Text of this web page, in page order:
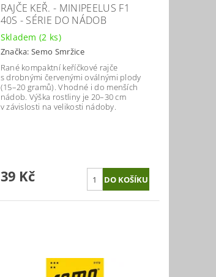
RAJČE KEŘ. - MINIPEELUS F1
40S - SÉRIE DO NÁDOB
Skladem(2 ks)
Značka:Semo Smržice
Rané kompaktní keříčkové rajče
s drobnými červenými oválnými plody
(15–20 gramů). Vhodné i do menších
nádob. Výška rostliny je 20–30 cm
v závislosti na velikosti nádoby.
39 Kč